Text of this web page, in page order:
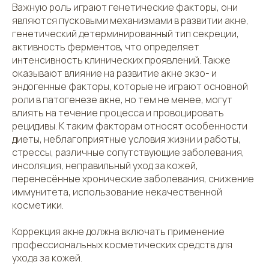
Важную роль играют генетические факторы, они
являются пусковыми механизмами в развитии акне,
генетический детерминированный тип секреции,
активность ферментов, что определяет
интенсивность клинических проявлений. Также
оказывают влияние на развитие акне экзо- и
эндогенные факторы, которые не играют основной
роли в патогенезе акне, но тем не менее, могут
влиять на течение процесса и провоцировать
рецидивы. К таким факторам относят особенности
диеты, неблагоприятные условия жизни и работы,
стрессы, различные сопутствующие заболевания,
инсоляция, неправильный уход за кожей,
перенесённые хронические заболевания, снижение
иммунитета, использование некачественной
косметики.
Коррекция акне должна включать применение
профессиональных косметических средств для
ухода за кожей.